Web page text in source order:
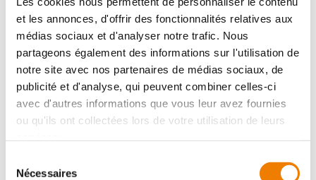
et les annonces, d'offrir des fonctionnalités relatives aux
médias sociaux et d'analyser notre trafic. Nous
partageons également des informations sur l'utilisation de
notre site avec nos partenaires de médias sociaux, de
publicité et d'analyse, qui peuvent combiner celles-ci
avec d'autres informations que vous leur avez fournies
ou qu'ils ont collectées lors de votre utilisation de leurs
Nécessaires
Trusquins verticaux et colonnes de mesure
Vedi i 7 prodotti